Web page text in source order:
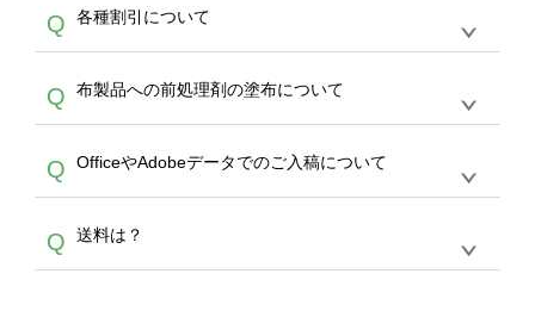
バッグコンシェル
サー
ビスをご利用ください。(※ 30個以下の場合
は、デザインツールをご利用ください)
A
ん。発送後18時以降に配送業者・伝票番号を
メールでお知らせいたしますので、直接配送業
者にご連絡いただき調整をお願い致します。
Q 各種割引について
A
カート内で自動的に割引(最大50%)が適用され
ます。 【付与ポイント】購入金額の1％が1ポ
イントとして付与され、次回ご注文時に1ポイ
ント＝1円としてお使いいただけます。ポイン
トは発送完了の翌日に付与され、次回ご注文時
からご利用頂けます。ポイントの有効期限は一
年間です。【会員ランク】過去10カ月のご注
文回数により会員ランク割引(最大5%)が適用
Q 布製品への前処理剤の塗布について
A
意点（前処理剤）】カラー生地（Tシャツのホ
ワイト、トートバッグのナチュラル、ホワイト
といって、プリントを定着させるための処理剤
を塗布しており、短納期・低価格で商品をお届
Q OfficeやAdobeデータでのご入稿について
A
ません。いずれのデータも該当デザインのみ画
像(JPEG,PNG,GIF,PDF)に変換、またはAdobe
Q 送料は？